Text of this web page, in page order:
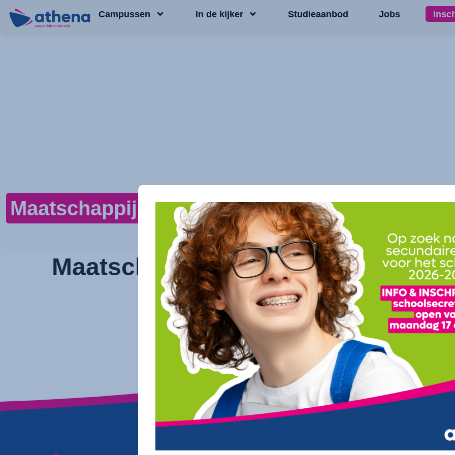
Campussen In de kijker Studieaanbod Jobs
Maatschappij en Welzijn – 118
Maatschappij en Welzijn – 118